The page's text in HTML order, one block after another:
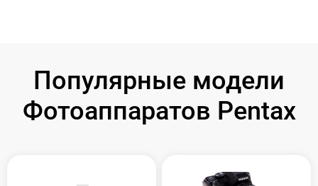
Популярные модели
Фотоаппаратов Pentax